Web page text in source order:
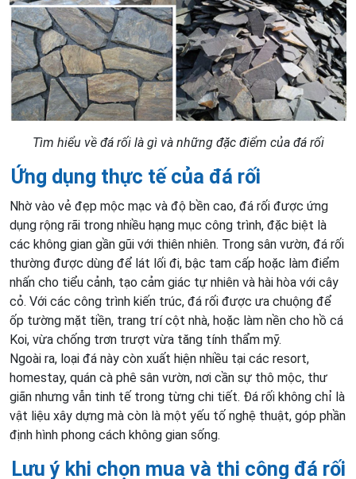
Tìm hiểu về đá rối là gì và những đặc điểm của đá rối
Ứng dụng thực tế của đá rối
Nhờ vào vẻ đẹp mộc mạc và độ bền cao, đá rối được ứng
dụng rộng rãi trong nhiều hạng mục công trình, đặc biệt là
các không gian gần gũi với thiên nhiên. Trong sân vườn, đá rối
thường được dùng để lát lối đi, bậc tam cấp hoặc làm điểm
nhấn cho tiểu cảnh, tạo cảm giác tự nhiên và hài hòa với cây
cỏ. Với các công trình kiến trúc, đá rối được ưa chuộng để
ốp tường mặt tiền, trang trí cột nhà, hoặc làm nền cho hồ cá
Koi, vừa chống trơn trượt vừa tăng tính thẩm mỹ.
Ngoài ra, loại đá này còn xuất hiện nhiều tại các resort,
homestay, quán cà phê sân vườn, nơi cần sự thô mộc, thư
giãn nhưng vẫn tinh tế trong từng chi tiết. Đá rối không chỉ là
vật liệu xây dựng mà còn là một yếu tố nghệ thuật, góp phần
định hình phong cách không gian sống.
Lưu ý khi chọn mua và thi công đá rối